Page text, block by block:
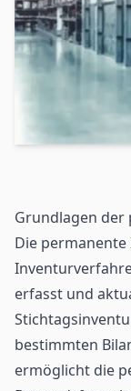
Grundlagen
Die
erfasst und
bestimmten
ermöglicht die